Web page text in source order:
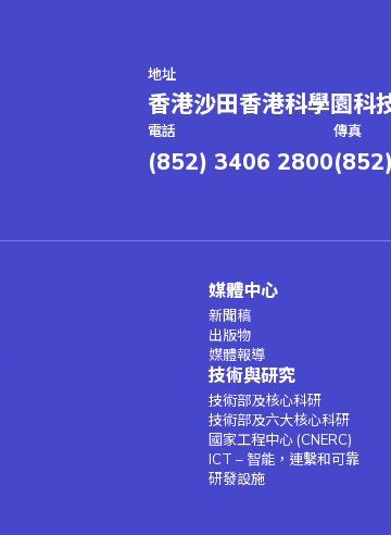
地址
香港沙田香港科學園科
電話
(852) 3406 2800
傳真
媒體中心
新聞稿
出版物
媒體報導
技術與研究
技術部及核心科研
技術部及六大核心科研
國家工程中心 (CNERC)
ICT – 智能，連繫和可靠
研發設施